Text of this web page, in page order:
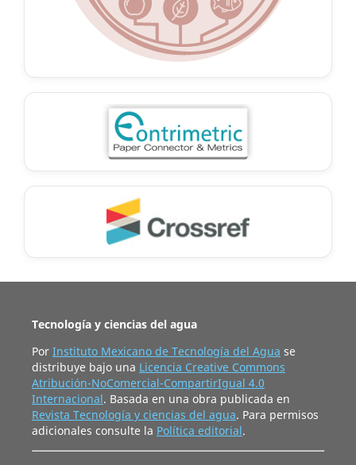
Tecnología y ciencias del agua
Por Instituto Mexicano de Tecnología del Agua se
distribuye bajo una Licencia Creative Commons
Atribución-NoComercial-CompartirIgual 4.0
Internacional. Basada en una obra publicada en
Revista Tecnología y ciencias del agua. Para permisos
adicionales consulte la Política editorial.